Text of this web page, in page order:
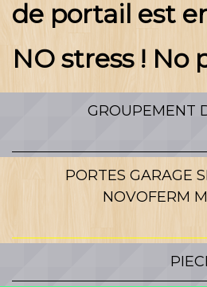
de portail est
NO stress ! No
GROUPEMENT
PORTES GARAGE
NOVOFERM